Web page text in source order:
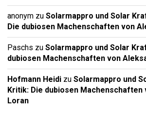
anonym zu Solarmappro und Solar
Die dubiosen Machenschaften von
Paschs zu Solarmappro und Solar
dubiosen Machenschaften von
Hofmann Heidi zu Solarmappro und
Kritik: Die dubiosen Machenschaften
Loran